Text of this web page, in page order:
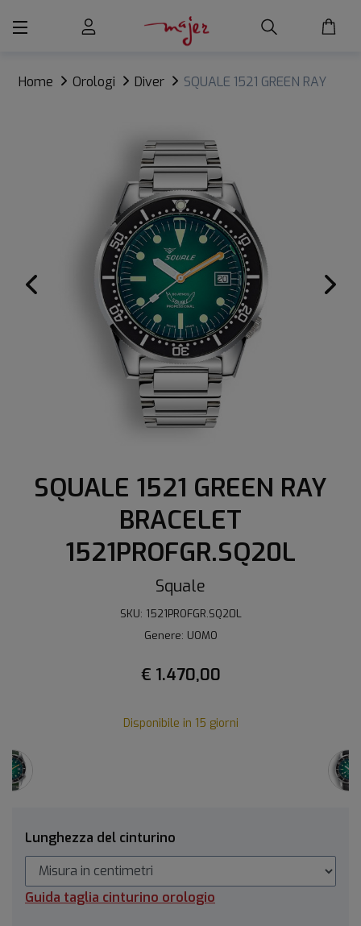
Home Orologi Diver
SQUALE 1521 GREEN RAY
SQUALE 1521 GREEN RAY
BRACELET
1521PROFGR.SQ20L
Squale
SKU: 1521PROFGR.SQ20L
Genere: UOMO
€ 1.470,00
Disponibile in 15 giorni
Lunghezza del cinturino
Guida taglia cinturino orologio